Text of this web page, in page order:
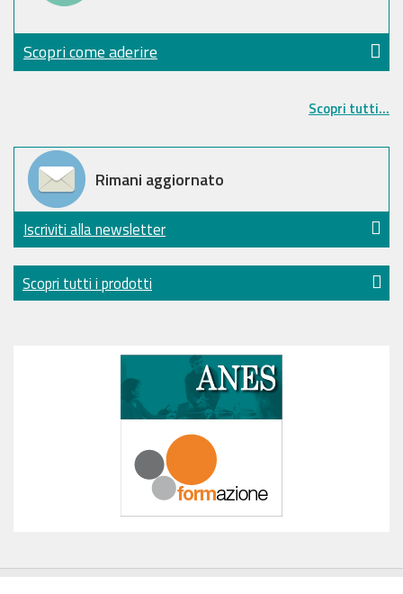
Scopri come aderire
Scopri tutti...
Rimani aggiornato
Iscriviti alla newsletter
Scopri tutti i prodotti